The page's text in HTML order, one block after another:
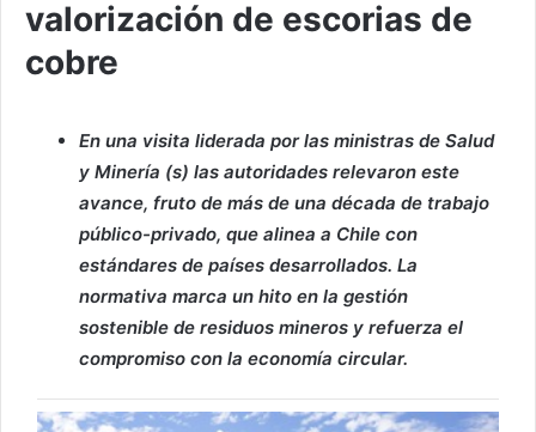
valorización de escorias de
cobre
En una visita liderada por las ministras de Salud
y Minería (s) las autoridades relevaron este
avance, fruto de más de una década de trabajo
público-privado, que alinea a Chile con
estándares de países desarrollados. La
normativa marca un hito en la gestión
sostenible de residuos mineros y refuerza el
compromiso con la economía circular.